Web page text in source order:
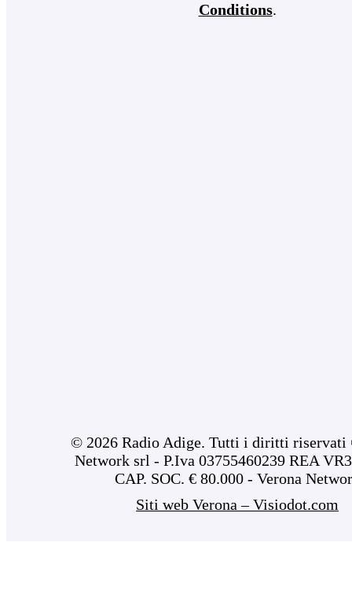
Conditions.
© 2026 Radio Adige. Tutti i diritti riservati
Network srl - P.Iva 03755460239 REA
CAP. SOC. € 80.000 - Verona
Siti web Verona – Visiodot.com